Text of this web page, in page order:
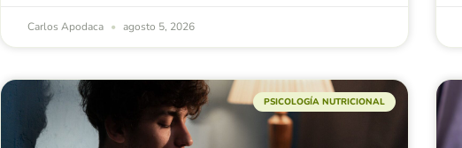
Carlos Apodaca agosto 5, 2026
PSICOLOGÍA NUTRICIONAL